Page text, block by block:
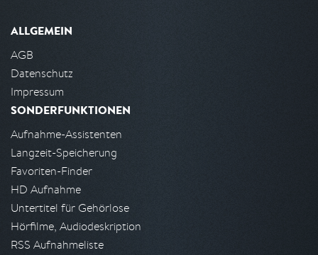
ALLGEMEIN
AGB
Datenschutz
Impressum
SONDERFUNKTIONEN
Aufnahme-Assistenten
Langzeit-Speicherung
Favoriten-Finder
HD Aufnahme
Untertitel für Gehörlose
Hörfilme, Audiodeskription
RSS Aufnahmeliste